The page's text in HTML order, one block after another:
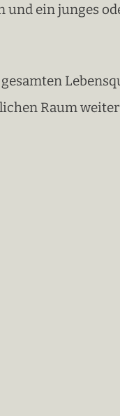
und ein junges
Raum weiter